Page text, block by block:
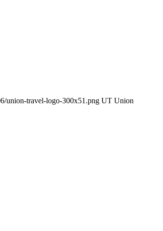
union-travel-logo-300x51.png UT Union